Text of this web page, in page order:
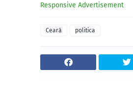
Responsive Advertisement
Ceará politica